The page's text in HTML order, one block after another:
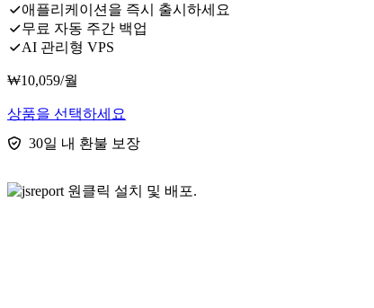
애플리케이션을 즉시 출시하세요
무료 자동 주간 백업
AI 관리형 VPS
₩10,059/월
상품을 선택하세요
30일 내 환불 보장